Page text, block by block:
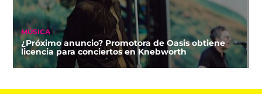
MÚSICA
¿Próximo anuncio? Promotora de Oasis obtiene
licencia para conciertos en Knebworth